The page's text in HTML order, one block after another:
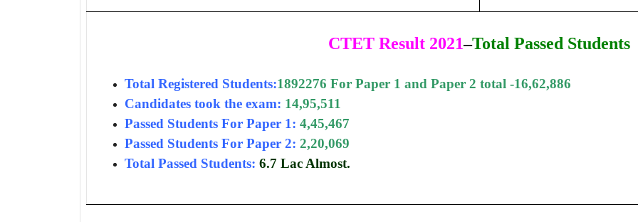
CTET Result 2021–Total Passed Students
Total Registered Students:1892276 For Paper 1 and Paper 2 total -16,62,886
Candidates took the exam: 14,95,511
Passed Students For Paper 1: 4,45,467
Passed Students For Paper 2: 2,20,069
Total Passed Students: 6.7 Lac Almost.